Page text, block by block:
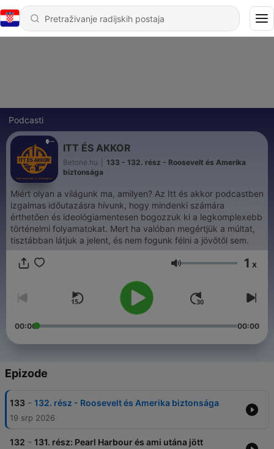
Podcasti
ITT ÉS AKKOR
Betone.hu
133 - 132. rész - Roosevelt és Amerika
biztonsága
Miért olyan a világunk ma, amilyen? Az Itt és akkor podcastben
izgalmas időutazásra hívunk, hogy mindenki számára
érthetően és ideológiamentesen bogozzuk ki a legkomplexebb
történelmi folyamatokat. Mert ha valóban megértjük a múltat,
tisztábban látjuk a jelent, és nem fogunk félni a jövőtől sem.
Glasnoća 1 x
00:00 00:00
Epizode
133 - 132. rész - Roosevelt és Amerika biztonsága
19 srp 2026
132 - 131. rész: Pearl Harbour és ami utána jött